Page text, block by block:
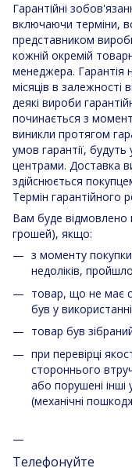
Гарантійні
включаючи терміни,
представником
кожній окремій
менеджера. Гарантія
місяців в залежності
деякі вироби
починається з
виникли протягом
умов гарантії, будуть
центрами. Доставка
здійснюється
Термін гарантійного
Вам буде відмовлено
грошей), якщо:
з моменту
недоліків,
товар, що не має
був у
товар був
при перевірці
стороннього
або порушені інші
(механічні
Телефонуйте